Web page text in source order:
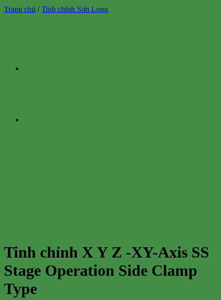
Trang chủ / Tinh chỉnh Sơn Long
Tinh chỉnh X Y Z -XY-Axis SS
Stage Operation Side Clamp
Type